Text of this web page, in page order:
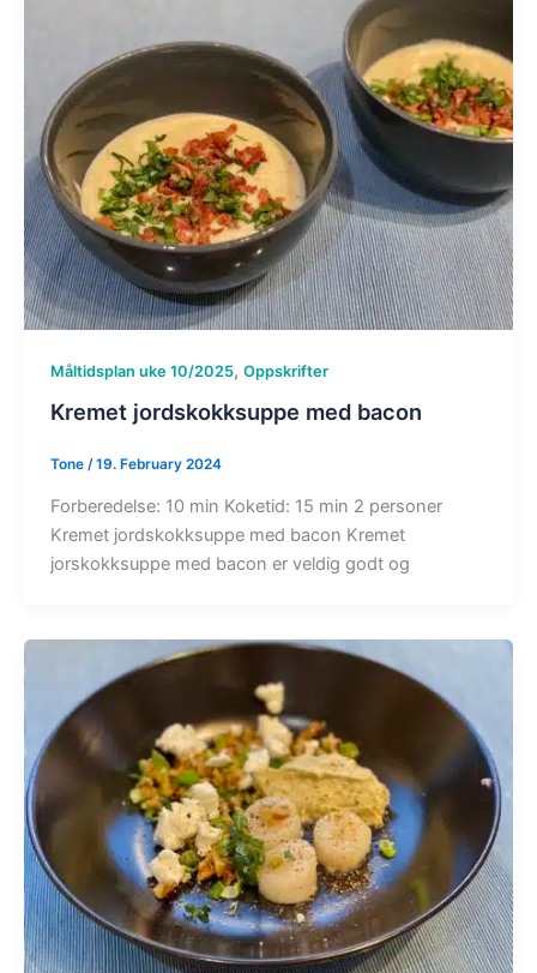
Måltidsplan uke 10/2025, Oppskrifter
Kremet jordskokksuppe med bacon
Tone /19. February 2024
Forberedelse: 10 min Koketid: 15 min 2 personer
Kremet jordskokksuppe med bacon Kremet
jorskokksuppe med bacon er veldig godt og